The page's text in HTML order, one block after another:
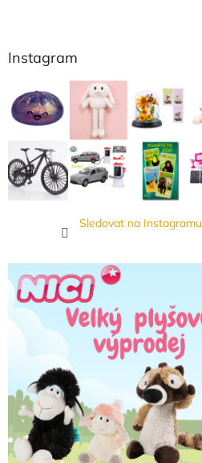
Instagram
Sledovat na Instagramu